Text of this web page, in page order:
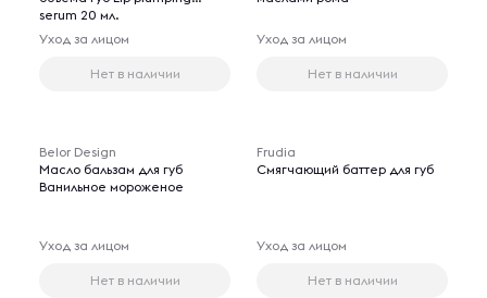
serum 20 мл.
Уход за лицом
Нет в наличии
Уход за лицом
Нет в наличии
Belor Design
Масло бальзам для губ
Ванильное мороженое
Уход за лицом
Нет в наличии
Frudia
Смягчающий баттер для губ
Уход за лицом
Нет в наличии